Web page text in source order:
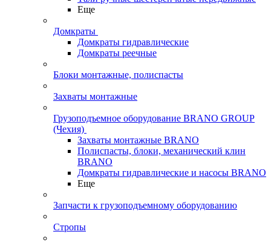
Еще
Домкраты
Домкраты гидравлические
Домкраты реечные
Блоки монтажные, полиспасты
Захваты монтажные
Грузоподъемное оборудование BRANO GROUP
(Чехия)
Захваты монтажные BRANO
Полиспасты, блоки, механический клин
BRANO
Домкраты гидравлические и насосы BRANO
Еще
Запчасти к грузоподъемному оборудованию
Стропы